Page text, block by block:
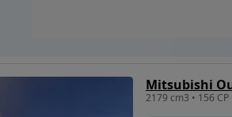
Mitsubishi
2179 cm3 • 156